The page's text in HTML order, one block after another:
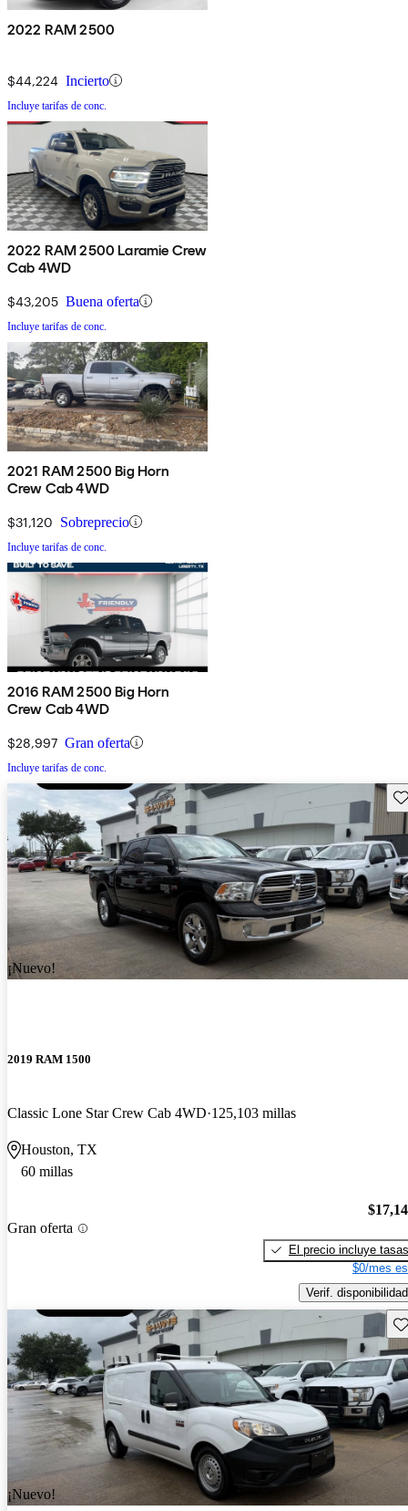
2022 RAM 2500
$44,224 Incierto
Incluye tarifas de conc.
2022 RAM 2500 Laramie Crew
Cab 4WD
$43,205 Buena oferta
Incluye tarifas de conc.
2021 RAM 2500 Big Horn
Crew Cab 4WD
$31,120 Sobreprecio
Incluye tarifas de conc.
2016 RAM 2500 Big Horn
Crew Cab 4WD
$28,997 Gran oferta
Incluye tarifas de conc.
¡Nuevo!
2019 RAM 1500
Classic Lone Star Crew Cab 4WD 125,103 millas
Houston, TX
60 millas
Gran oferta
El precio incluye tasas
$0/mes
Verif. disponibilidad
¡Nuevo!